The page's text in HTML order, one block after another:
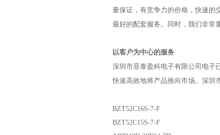
量保证，有竞争力的价格，快速的
最好的配套服务。同时，我们非常
以客户为中心的服务
深圳市亚泰盈科电子有限公司 电子
快速高效地将产品推向市场。深圳
BZT52C16S-7-F
BZT52C15S-7-F